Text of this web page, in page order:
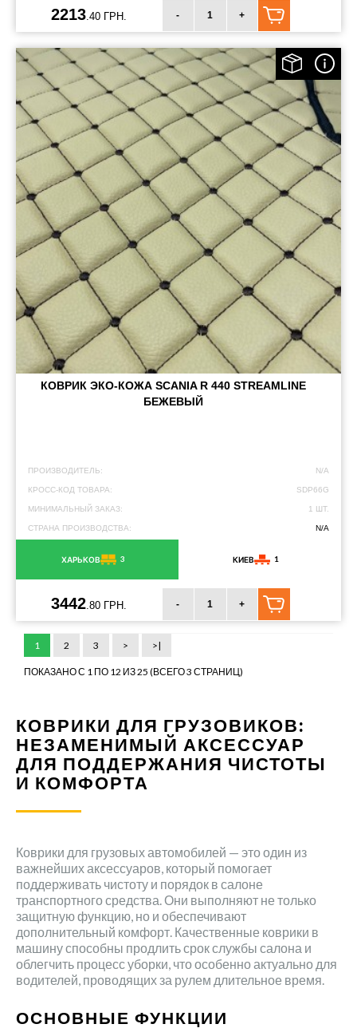
2213 .40 ГРН. - +
КОВРИК ЭКО-КОЖА SCANIA R 440 STREAMLINE
БЕЖЕВЫЙ
ПРОИЗВОДИТЕЛЬ: N/A
КРОСС-КОД ТОВАРА: SDP66G
МИНИМАЛЬНЫЙ ЗАКАЗ: 1 ШТ.
СТРАНА ПРОИЗВОДСТВА: N/A
ХАРЬКОВ 3 КИЕВ 1
3442 .80 ГРН. - +
1 2 3 > >|
ПОКАЗАНО С 1 ПО 12 ИЗ 25 (ВСЕГО 3 СТРАНИЦ)
КОВРИКИ ДЛЯ ГРУЗОВИКОВ:
НЕЗАМЕНИМЫЙ АКСЕССУАР
ДЛЯ ПОДДЕРЖАНИЯ ЧИСТОТЫ
И КОМФОРТА
Коврики для грузовых автомобилей — это один из
важнейших аксессуаров, который помогает
поддерживать чистоту и порядок в салоне
транспортного средства. Они выполняют не только
защитную функцию, но и обеспечивают
дополнительный комфорт. Качественные коврики в
машину способны продлить срок службы салона и
облегчить процесс уборки, что особенно актуально для
водителей, проводящих за рулем длительное время.
ОСНОВНЫЕ ФУНКЦИИ